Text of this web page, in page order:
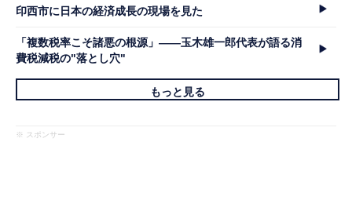
印西市に日本の経済成長の現場を見た
「複数税率こそ諸悪の根源」――玉木雄一郎代表が語る消
費税減税の"落とし穴"
もっと見る
※ スポンサー